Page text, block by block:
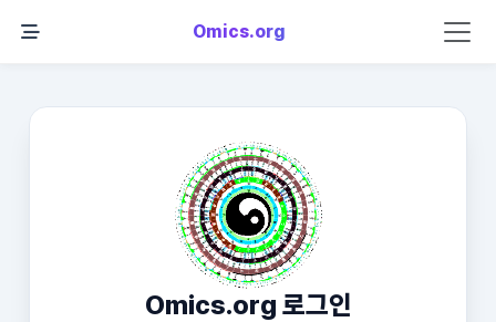
Omics.org
Omics.org 로그인